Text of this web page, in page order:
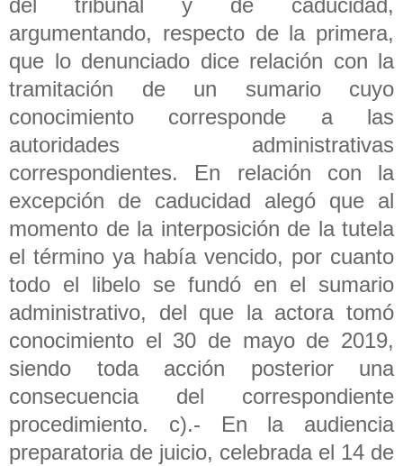
argumentando, respecto de la primera,
que lo denunciado dice relación con la
tramitación de un sumario cuyo
conocimiento corresponde a las
autoridades administrativas
correspondientes. En relación con la
excepción de caducidad alegó que al
momento de la interposición de la tutela
el término ya había vencido, por cuanto
todo el libelo se fundó en el sumario
administrativo, del que la actora tomó
conocimiento el 30 de mayo de 2019,
siendo toda acción posterior una
consecuencia del correspondiente
procedimiento. c).- En la audiencia
preparatoria de juicio, celebrada el 14 de